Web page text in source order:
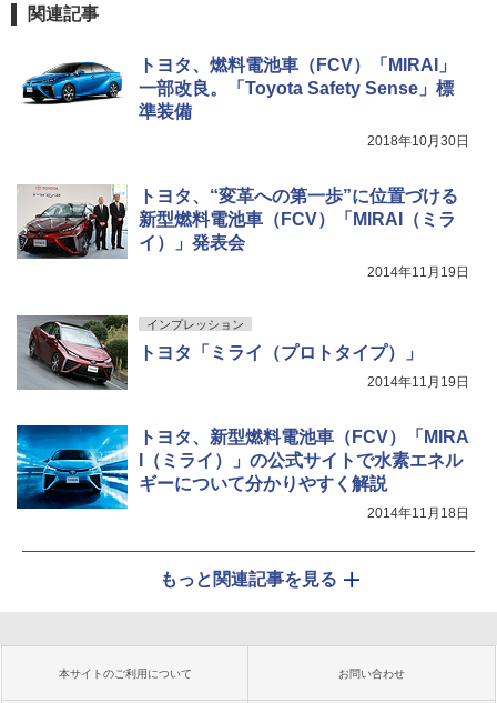
関連記事
トヨタ、燃料電池車（FCV）「MIRAI」
一部改良。「Toyota Safety Sense」標
準装備
2018年10月30日
トヨタ、“変革への第一歩”に位置づける
新型燃料電池車（FCV）「MIRAI（ミラ
イ）」発表会
2014年11月19日
インプレッション
トヨタ「ミライ（プロトタイプ）」
2014年11月19日
トヨタ、新型燃料電池車（FCV）「MIRA
I（ミライ）」の公式サイトで水素エネル
ギーについて分かりやすく解説
2014年11月18日
もっと関連記事を見る
本サイトのご利用について お問い合わせ